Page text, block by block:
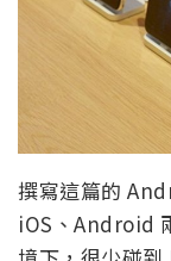
撰寫這篇的
iOS、Android